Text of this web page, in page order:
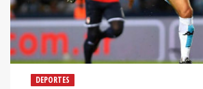
DEPORTES